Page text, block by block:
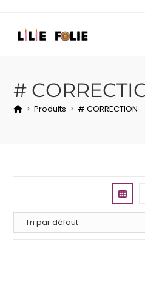
#
> Produits > # CORRECTION